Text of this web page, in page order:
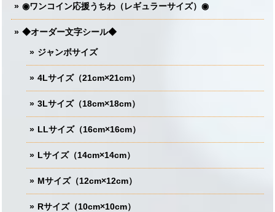
◉ワンコイン応援うちわ（レギュラーサイズ）◉
◆オーダー文字シール◆
ジャンボサイズ
4Lサイズ（21cm×21cm）
3Lサイズ（18cm×18cm）
LLサイズ（16cm×16cm）
Lサイズ（14cm×14cm）
Mサイズ（12cm×12cm）
Rサイズ（10cm×10cm）